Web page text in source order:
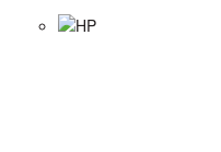
HP